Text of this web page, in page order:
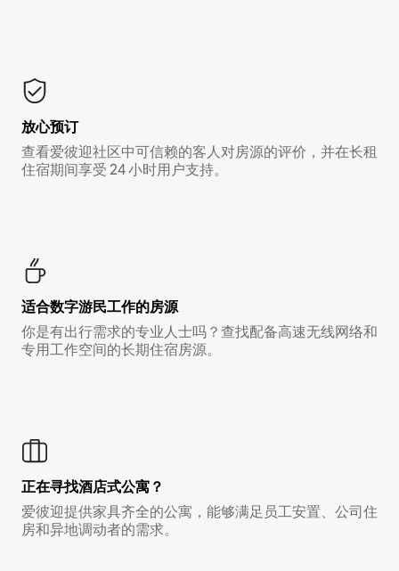
放心预订
查看爱彼迎社区中可信赖的客人对房源的评价，并在长租
住宿期间享受 24 小时用户支持。
适合数字游民工作的房源
你是有出行需求的专业人士吗？查找配备高速无线网络和
专用工作空间的长期住宿房源。
正在寻找酒店式公寓？
爱彼迎提供家具齐全的公寓，能够满足员工安置、公司住
房和异地调动者的需求。